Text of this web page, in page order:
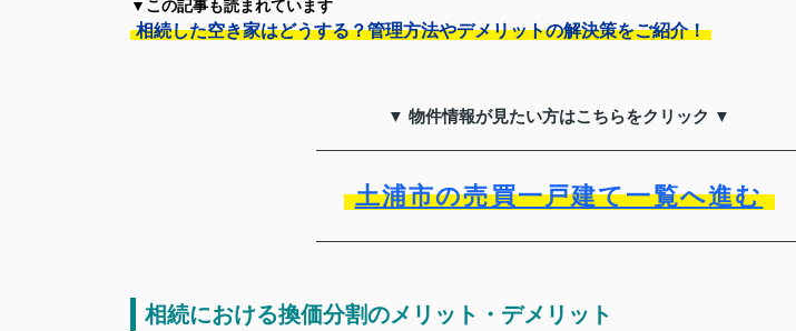
▼この記事も読まれています
相続した空き家はどうする？管理方法やデメリットの解決策をご紹介！
▼ 物件情報が見たい方はこちらをクリック ▼
土浦市の売買一戸建て一覧へ進む
相続における換価分割のメリット・デメリット